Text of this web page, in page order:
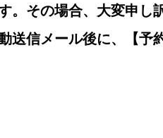
。その場合、大変申し
送信メール後に、【予